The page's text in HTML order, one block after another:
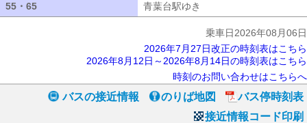
55・65
青葉台駅ゆき
乗車日2026年08月06日
2026年7月27日改正の時刻表はこちら
2026年8月12日～2026年8月14日の時刻表はこちら
時刻のお問い合わせはこちらへ
バスの接近情報 のりば地図
バス停時刻表
接近情報コード印刷